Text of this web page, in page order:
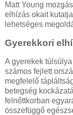
Matt Young
elhízás okait
lehetséges
Gyerekkori
A gyerekek
számos fejlett
megfelelő
betegség
felnőttkorban
összefüggő